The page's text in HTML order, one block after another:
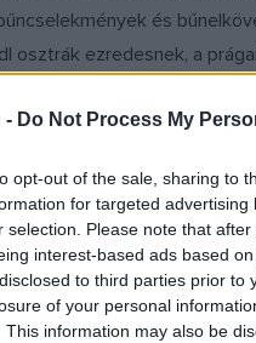
- Do Not Process My
opt-out of the sale, sharing to
for targeted
selection. Please note that
interest-based ads based
to third parties prior
of your personal
This information may also be
és
osztrák ezredesnek, a
kitartással és a korabeli
A háború történéseit, a
dolgozta fel. A háború
majd belépett a
főleg Berlinben töltötte,
száguldó riporter című